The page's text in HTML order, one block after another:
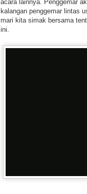
acara lainnya. Penggemar
kalangan penggemar lintas
mari kita simak bersama
ini.